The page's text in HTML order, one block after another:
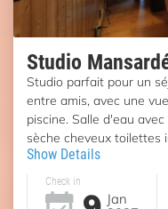
Studio
Studio parfait pour un
entre amis, avec une
piscine. Salle d'eau
sèche cheveux toilettes
Show Details
Check in
Jan